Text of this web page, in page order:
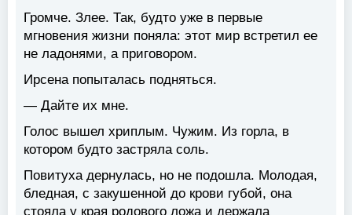
Громче. Злее. Так, будто уже в первые
мгновения жизни поняла: этот мир встретил ее
не ладонями, а приговором.
Ирсена попыталась подняться.
— Дайте их мне.
Голос вышел хриплым. Чужим. Из горла, в
котором будто застряла соль.
Повитуха дернулась, но не подошла. Молодая,
бледная, с закушенной до крови губой, она
стояла у края родового ложа и держала